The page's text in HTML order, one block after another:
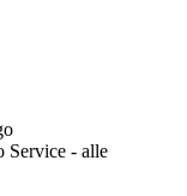
Service - alle